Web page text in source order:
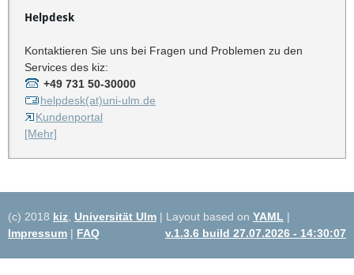
Helpdesk
Kontaktieren Sie uns bei Fragen und Problemen zu den
Services des kiz:
+49 731 50-30000
helpdesk(at)uni-ulm.de
Kundenportal
[Mehr]
(c) 2018 kiz Universität Ulm | Layout based on YAML |
Impressum | FAQ v.1.3.6 build 27.07.2026 - 14:30:07